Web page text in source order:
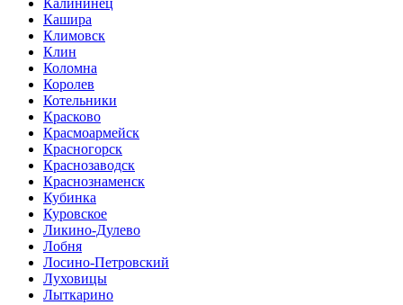
Калининец
Кашира
Климовск
Клин
Коломна
Королев
Котельники
Красково
Красмоармейск
Красногорск
Краснозаводск
Краснознаменск
Кубинка
Куровское
Ликино-Дулево
Лобня
Лосино-Петровский
Луховицы
Лыткарино